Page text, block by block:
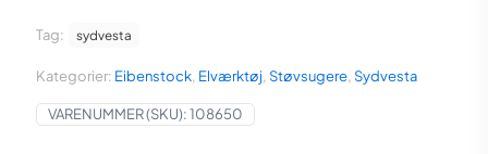
A
antal
VARENUMMER (SKU):108650
Kategorier: Eibenstock, Elværktøj,Støvsugere,Sydvesta
Tag: sydvesta